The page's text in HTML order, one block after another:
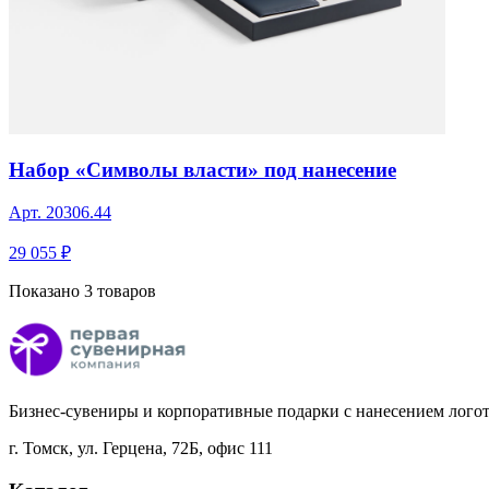
Набор «Символы власти» под нанесение
Арт. 20306.44
29 055 ₽
Показано 3 товаров
Бизнес-сувениры и корпоративные подарки с нанесением
г. Томск, ул. Герцена, 72Б, офис 111